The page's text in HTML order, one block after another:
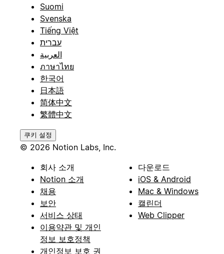
Suomi
Svenska
Tiếng Việt
עברית
العربية
ภาษาไทย
한국어
日本語
简体中文
繁體中文
쿠키 설정
© 2026 Notion Labs, Inc.
회사 소개
Notion 소개
채용
보안
서비스 상태
이용약관 및 개인
정보 보호정책
개인정보 보호 권
다운로드
iOS & Android
Mac & Windows
캘린더
Web Clipper